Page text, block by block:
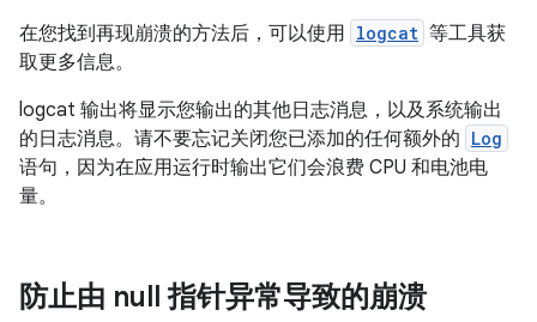
在您找到再现崩溃的方法后，可以使用 logcat 等工具获
取更多信息。
logcat 输出将显示您输出的其他日志消息，以及系统输出
的日志消息。请不要忘记关闭您已添加的任何额外的 Log
语句，因为在应用运行时输出它们会浪费 CPU 和电池电
量。
防止由 null 指针异常导致的崩溃